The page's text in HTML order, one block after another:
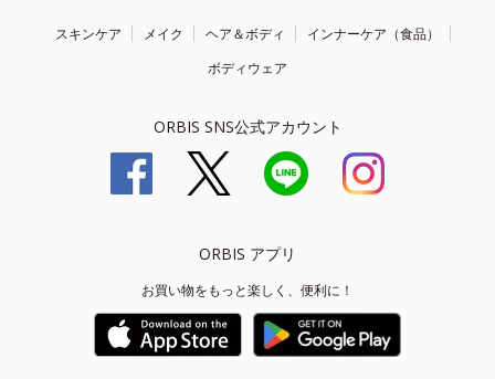
スキンケア メイク ヘア＆ボディ
インナーケア（食品）
ボディウェア
ORBIS SNS公式アカウント
ORBIS アプリ
お買い物をもっと楽しく、便利に！